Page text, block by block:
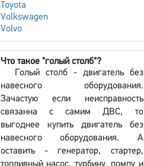
Toyota
Volkswagen
Volvo
Что такое "голый столб"?
Голый столб - двигатель без
навесного оборудования.
Зачастую если неисправность
связанна с самим ДВС, то
выгоднее купить двигатель без
навесного оборудования. А
оставить - генератор, стартер,